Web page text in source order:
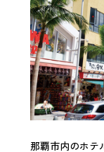
那覇市内のホテ